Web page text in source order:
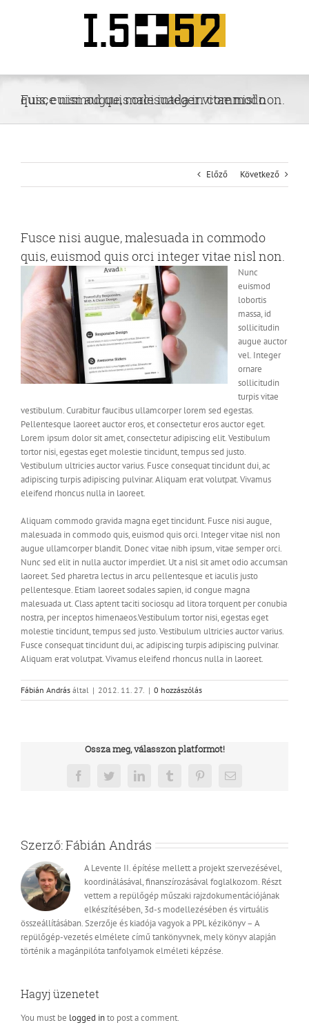
Fusce nisi augue, malesuada in commodo quis, euismod quis orci integer vitae nisl non.
Előző Következő
Fusce nisi augue, malesuada in commodo
quis, euismod quis orci integer vitae nisl non.
Nunc
euismod
lobortis
massa, id
sollicitudin
augue auctor
vel. Integer
ornare
sollicitudin
turpis vitae
vestibulum. Curabitur faucibus ullamcorper lorem sed egestas.
Pellentesque laoreet auctor eros, et consectetur eros auctor eget.
Lorem ipsum dolor sit amet, consectetur adipiscing elit. Vestibulum
tortor nisi, egestas eget molestie tincidunt, tempus sed justo.
Vestibulum ultricies auctor varius. Fusce consequat tincidunt dui, ac
adipiscing turpis adipiscing pulvinar. Aliquam erat volutpat. Vivamus
eleifend rhoncus nulla in laoreet.
Aliquam commodo gravida magna eget tincidunt. Fusce nisi augue,
malesuada in commodo quis, euismod quis orci. Integer vitae nisl non
augue ullamcorper blandit. Donec vitae nibh ipsum, vitae semper orci.
Nunc sed elit in nulla auctor imperdiet. Ut a nisl sit amet odio accumsan
laoreet. Sed pharetra lectus in arcu pellentesque et iaculis justo
pellentesque. Etiam laoreet sodales sapien, id congue magna
malesuada ut. Class aptent taciti sociosqu ad litora torquent per conubia
nostra, per inceptos himenaeos.Vestibulum tortor nisi, egestas eget
molestie tincidunt, tempus sed justo. Vestibulum ultricies auctor varius.
Fusce consequat tincidunt dui, ac adipiscing turpis adipiscing pulvinar.
Aliquam erat volutpat. Vivamus eleifend rhoncus nulla in laoreet.
Fábián András által | 2012. 11. 27. | 0 hozzászólás
Ossza meg, válasszon platformot!
FacebookTwitterLinkedInTumblrPinterestEmail:
Szerző:Fábián András
A Levente II. építése mellett a projekt szervezésével,
koordinálásával, finanszírozásával foglalkozom. Részt
vettem a repülőgép műszaki rajzdokumentációjának
elkészítésében, 3d-s modellezésében és virtuális
összeállításában. Szerzője és kiadója vagyok a PPL kézikönyv – A
repülőgép-vezetés elmélete című tankönyvnek, mely könyv alapján
történik a magánpilóta tanfolyamok elméleti képzése.
Hagyj üzenetet
You must be logged into post a comment.